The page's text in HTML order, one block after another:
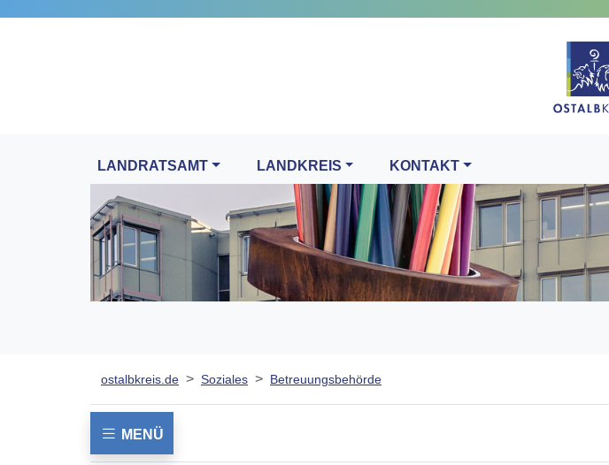
LANDRATSAMT LANDKREIS KONTAKT
ostalbkreis.de Soziales Betreuungsbehörde
MENÜ